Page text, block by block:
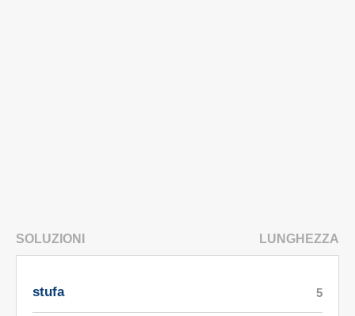
SOLUZIONI LUNGHEZZA
stufa 5